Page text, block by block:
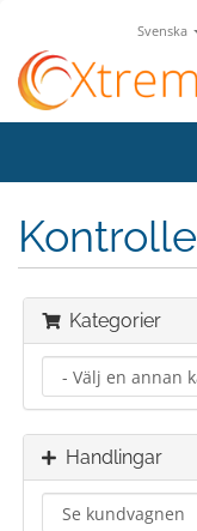
Svenska
Kategorier
Handlingar